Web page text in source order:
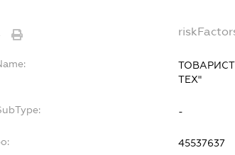
ТЕХ"
-
45537637